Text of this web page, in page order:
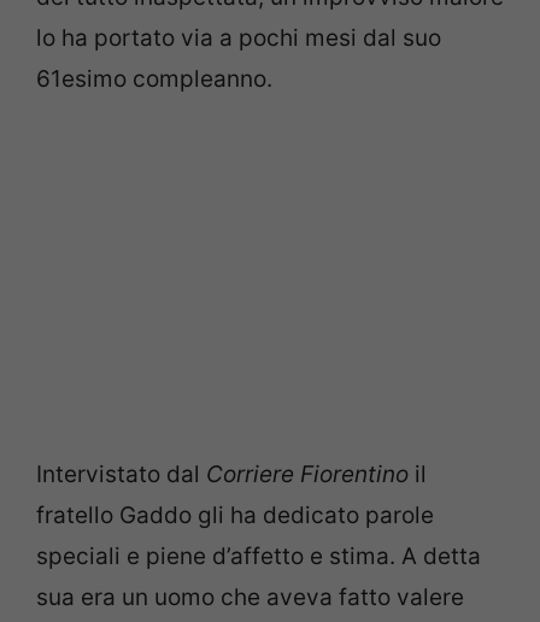
lo ha portato via a pochi mesi dal suo
61esimo compleanno.
Intervistato dal Corriere Fiorentino il
fratello Gaddo gli ha dedicato parole
speciali e piene d’affetto e stima. A detta
sua era un uomo che aveva fatto valere